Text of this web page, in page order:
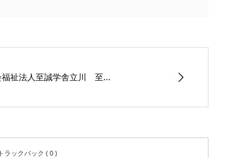
福祉法人至誠学舎立川 至...
トラックバック ( 0 )